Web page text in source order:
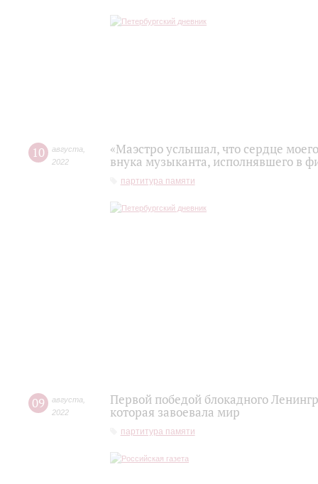
10 августа
2022
«Маэстро услышал, что сердце
внука музыканта, исполнявшего в
партитура памяти
09 августа
2022
Первой победой блокадного
которая завоевала мир
партитура памяти